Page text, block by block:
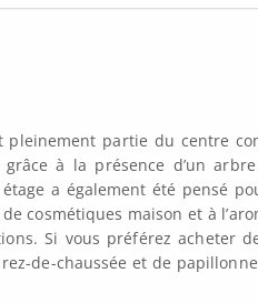
partie du centre
à la présence d’un
a également été pensé
cosmétiques maison et à
Si vous préférez acheter
de-chaussée et de